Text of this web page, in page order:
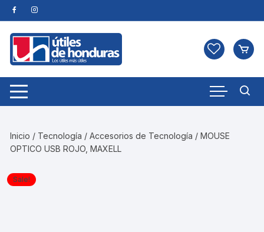
Skip
to
content
Inicio / Tecnología /Accesorios de Tecnología / MOUSE
OPTICO USB ROJO, MAXELL
Sale!